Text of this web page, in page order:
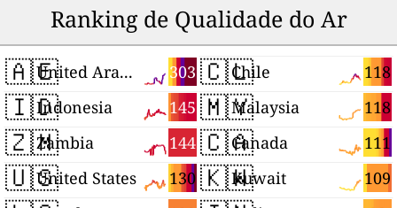
Ranking de Qualidade do Ar
🇦🇪 303
United Arab Emirates
🇮🇩 145
Indonesia
🇿🇲 144
Zambia
🇺🇸 130
United States
🇨🇱 118
Chile
🇲🇾 118
Malaysia
🇨🇦 111
Canada
🇰🇼 109
Kuwait